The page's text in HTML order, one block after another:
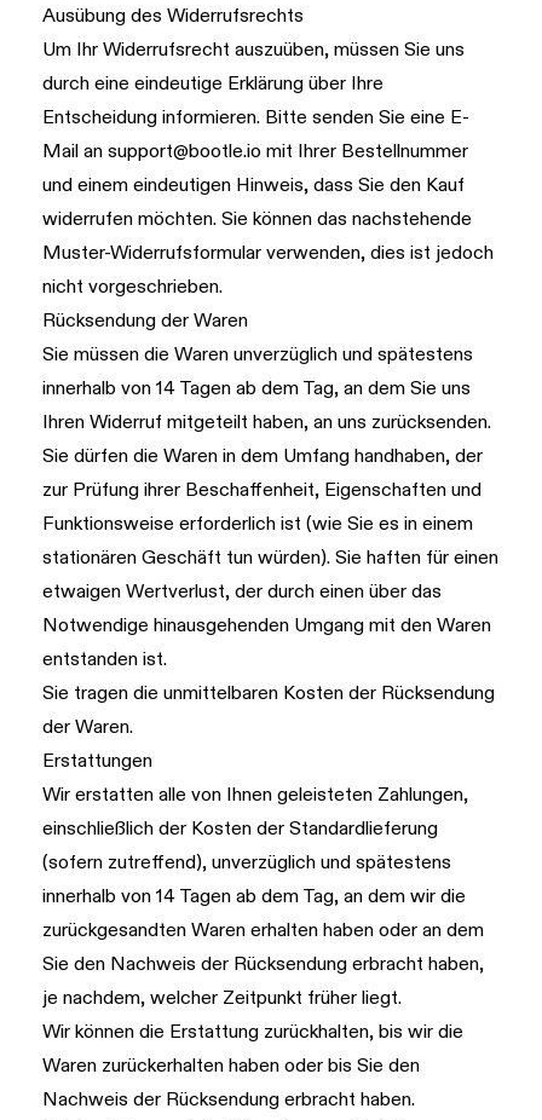
Ausübung des Widerrufsrechts
Um Ihr Widerrufsrecht auszuüben, müssen Sie uns
durch eine eindeutige Erklärung über Ihre
Entscheidung informieren. Bitte senden Sie eine E-
Mail ansupport@bootle.io mit Ihrer Bestellnummer
und einem eindeutigen Hinweis, dass Sie den Kauf
widerrufen möchten. Sie können das nachstehende
Muster-Widerrufsformular verwenden, dies ist jedoch
nicht vorgeschrieben.
Rücksendung der Waren
Sie müssen die Waren unverzüglich und spätestens
innerhalb von 14 Tagen ab dem Tag, an dem Sie uns
Ihren Widerruf mitgeteilt haben, an uns zurücksenden.
Sie dürfen die Waren in dem Umfang handhaben, der
zur Prüfung ihrer Beschaffenheit, Eigenschaften und
Funktionsweise erforderlich ist (wie Sie es in einem
stationären Geschäft tun würden). Sie haften für einen
etwaigen Wertverlust, der durch einen über das
Notwendige hinausgehenden Umgang mit den Waren
entstanden ist.
Sie tragen die unmittelbaren Kosten der Rücksendung
der Waren.
Erstattungen
Wir erstatten alle von Ihnen geleisteten Zahlungen,
einschließlich der Kosten der Standardlieferung
(sofern zutreffend), unverzüglich und spätestens
innerhalb von 14 Tagen ab dem Tag, an dem wir die
zurückgesandten Waren erhalten haben oder an dem
Sie den Nachweis der Rücksendung erbracht haben,
je nachdem, welcher Zeitpunkt früher liegt.
Wir können die Erstattung zurückhalten, bis wir die
Waren zurückerhalten haben oder bis Sie den
Nachweis der Rücksendung erbracht haben.